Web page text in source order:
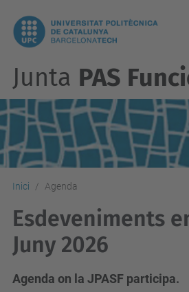
Junta PAS
Inici Agenda
Esdeveniments
Juny 2026
Agenda on la JPASF participa.